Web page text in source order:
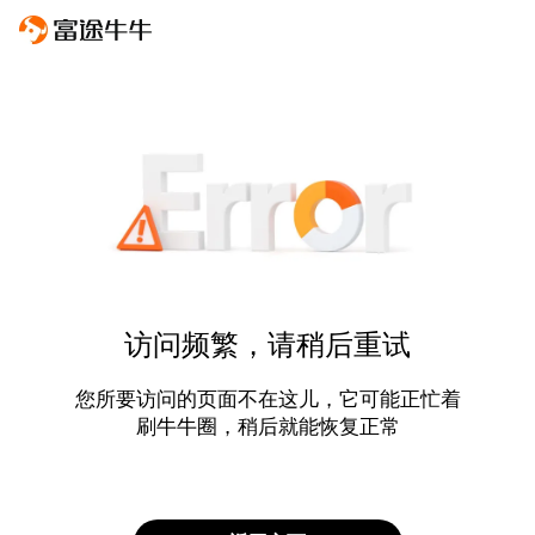
访问频繁，请稍后重试
您所要访问的页面不在这儿，它可能正忙着
刷牛牛圈，稍后就能恢复正常